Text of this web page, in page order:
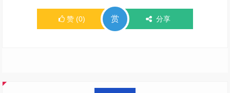
赞 (0) 赏 分享